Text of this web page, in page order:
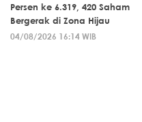
Persen ke 6.319, 420 Saham
Bergerak di Zona Hijau
04/08/2026 16:14 WIB